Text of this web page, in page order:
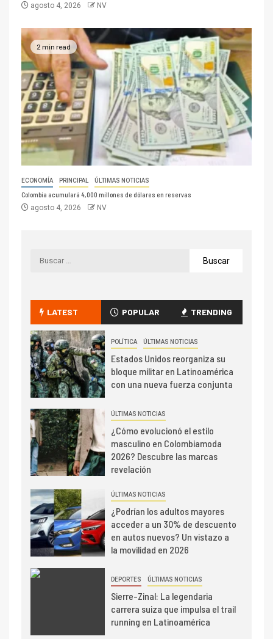
agosto 4, 2026 NV
2 min read
ECONOMÍA PRINCIPAL ÚLTIMAS NOTICIAS
Colombia acumulará 4,000 millones de dólares en reservas
agosto 4, 2026 NV
LATEST POPULAR TRENDING
POLÍTICA ÚLTIMAS NOTICIAS
Estados Unidos reorganiza su
bloque militar en Latinoamérica
con una nueva fuerza conjunta
ÚLTIMAS NOTICIAS
¿Cómo evolucionó el estilo
masculino en Colombiamoda
2026? Descubre las marcas
revelación
ÚLTIMAS NOTICIAS
¿Podrían los adultos mayores
acceder a un 30% de descuento
en autos nuevos? Un vistazo a
la movilidad en 2026
DEPORTES ÚLTIMAS NOTICIAS
Sierre-Zinal: La legendaria
carrera suiza que impulsa el trail
running en Latinoamérica